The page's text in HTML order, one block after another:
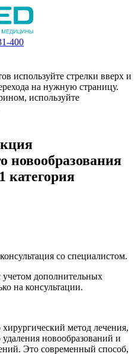
400
используйте стрелки вверх и
на нужную страницу.
используйте
новообразования
категория
со специалистом.
учетом дополнительных
на консультации.
хирургический метод лечения,
новообразований и
Это современный способ,